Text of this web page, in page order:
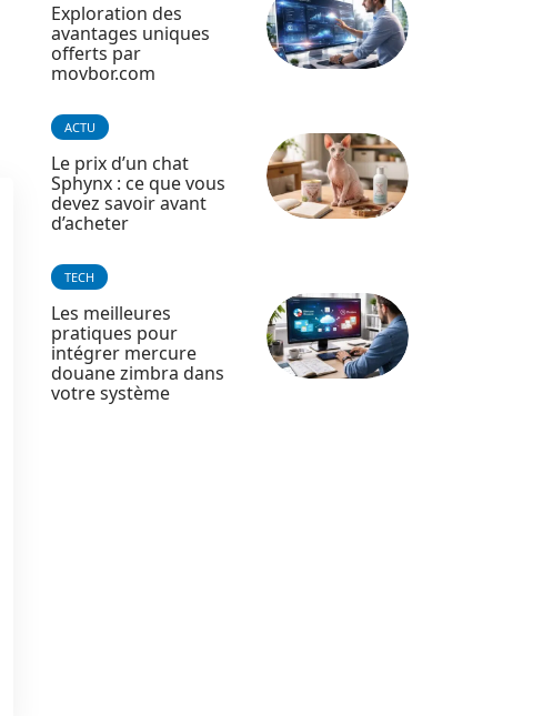
Exploration des
avantages uniques
offerts par
movbor.com
ACTU
Le prix d’un chat
Sphynx : ce que vous
devez savoir avant
d’acheter
TECH
Les meilleures
pratiques pour
intégrer mercure
douane zimbra dans
votre système